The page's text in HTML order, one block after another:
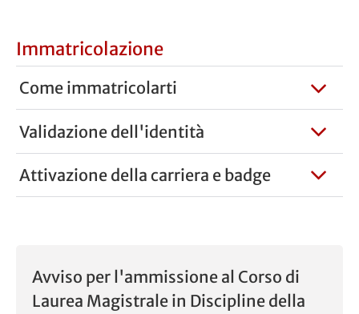
Immatricolazione
Come immatricolarti
Validazione dell'identità
Attivazione della carriera e badge
Avviso per l'ammissione al Corso di
Laurea Magistrale in Discipline della